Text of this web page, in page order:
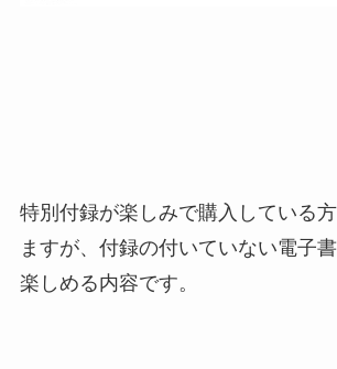
特別付録が楽しみで購入している
ますが、付録の付いていない電子
楽しめる内容です。